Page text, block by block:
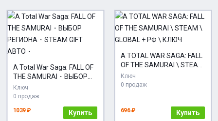
A Total War Saga: FALL OF
THE SAMURAI・ВЫБОР
РЕГИОНА・STEAM GIFT
АВТО・
Ключ
0 продаж
1039 ₽ Купить
A TOTAL WAR SAGA: FALL
OF THE SAMURAI \ STEAM
\ GLOBAL + РФ \ КЛЮЧ
Ключ
0 продаж
696 ₽ Купить